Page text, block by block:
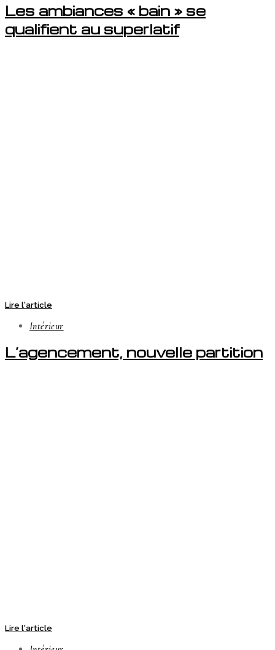
Les ambiances « bain » se
qualifient au superlatif
Lire l'article
Intérieur
L’agencement, nouvelle partition
Lire l'article